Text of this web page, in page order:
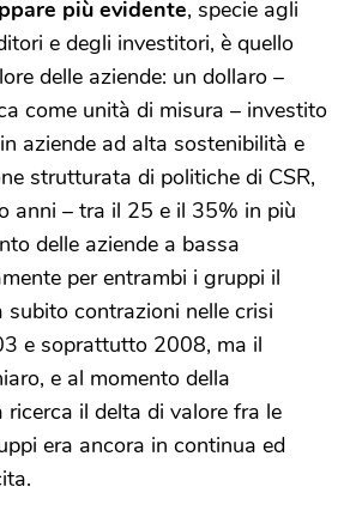
più evidente, specie agli
e degli investitori, è quello
delle aziende: un dollaro –
come unità di misura – investito
aziende ad alta sostenibilità e
strutturata di politiche di CSR,
anni – tra il 25 e il 35% in più
delle aziende a bassa
per entrambi i gruppi il
subito contrazioni nelle crisi
e soprattutto 2008, ma il
e al momento della
ricerca il delta di valore fra le
era ancora in continua ed